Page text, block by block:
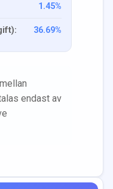
1.45%
36.69%
endast av